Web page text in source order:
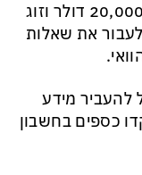
וזוג
את שאלות
להעביר מידע
כספים בחשבון